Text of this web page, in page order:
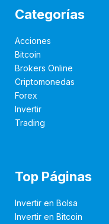
Categorías
Acciones
Bitcoin
Brokers Online
Criptomonedas
Forex
Invertir
Trading
Top Páginas
Invertir en Bolsa
Invertir en Bitcoin